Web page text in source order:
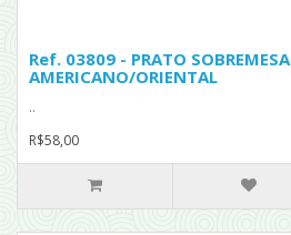
Ref. 03809 - PRATO SOBREMESA
AMERICANO/ORIENTAL
..
R$58,00